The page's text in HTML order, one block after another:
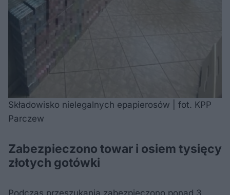
Składowisko nielegalnych epapierosów | fot. KPP
Parczew
Zabezpieczono towar i osiem tysięcy
złotych gotówki